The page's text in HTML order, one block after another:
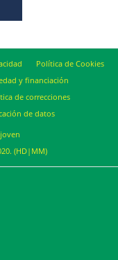
Política de Cookies
y financiación
de correcciones
de datos
(HD|MM)